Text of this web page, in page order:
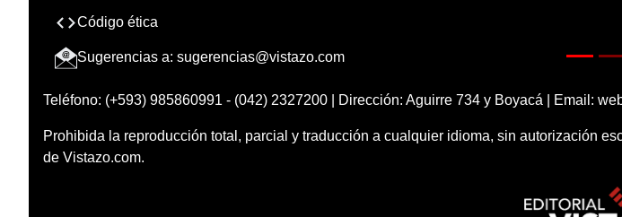
Código ética
Sugerencias a: sugerencias@vistazo.com
Teléfono: (+593) 985860991 - (042) 2327200 | Dirección: Aguirre 734 y Boyacá | Email:
Prohibida la reproducción total, parcial y traducción a cualquier idioma, sin autorización
de Vistazo.com.